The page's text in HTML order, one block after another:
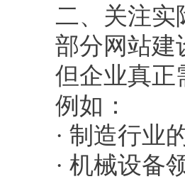
二、关注实
部分网站建设
但企业真正需
例如：
· 制造行业的
· 机械设备领